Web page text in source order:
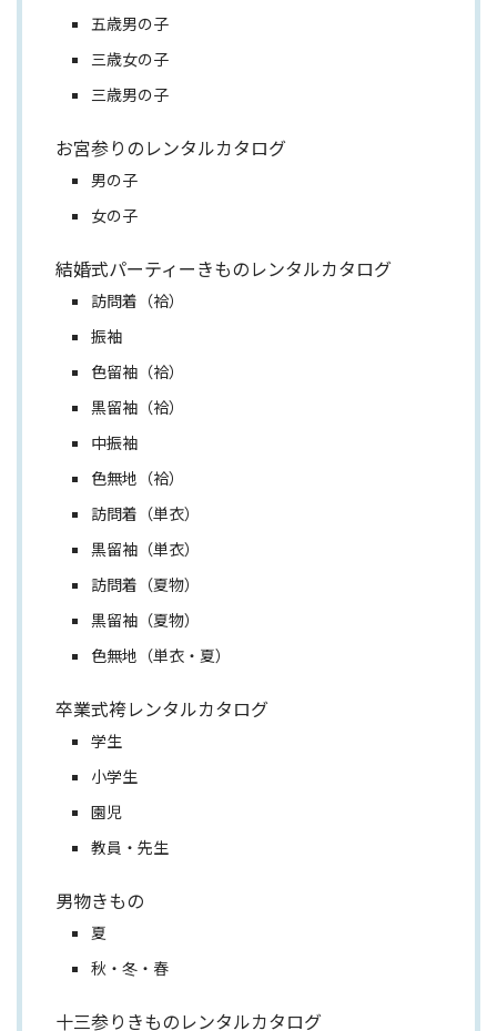
五歳男の子
三歳女の子
三歳男の子
お宮参りのレンタルカタログ
男の子
女の子
結婚式パーティーきものレンタルカタログ
訪問着（袷）
振袖
色留袖（袷）
黒留袖（袷）
中振袖
色無地（袷）
訪問着（単衣）
黒留袖（単衣）
訪問着（夏物）
黒留袖（夏物）
色無地（単衣・夏）
卒業式袴レンタルカタログ
学生
小学生
園児
教員・先生
男物きもの
夏
秋・冬・春
十三参りきものレンタルカタログ